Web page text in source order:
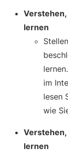
lernen
im
lesen
wie
lernen